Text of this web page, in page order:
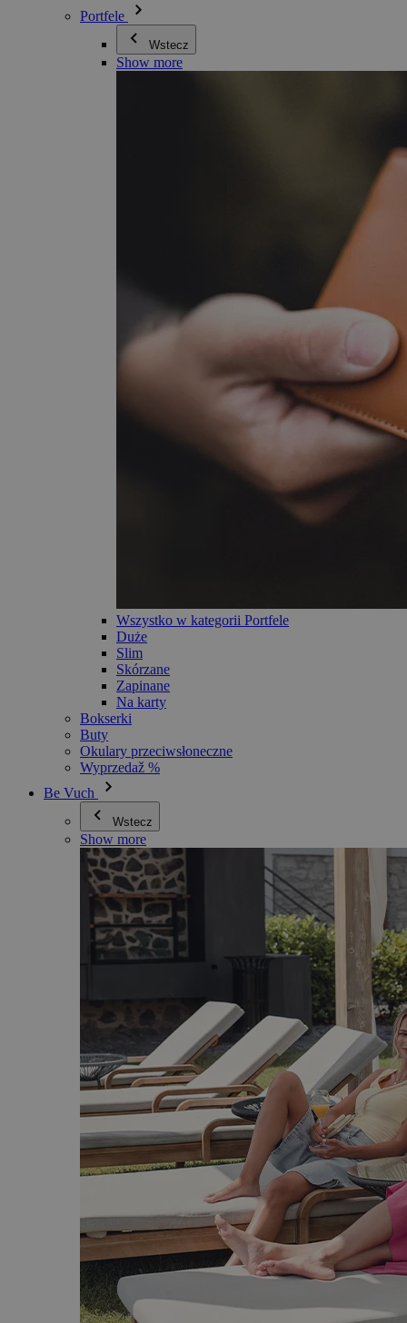
Portfele
Wstecz
Show more
Wszystko w kategorii Portfele
Duże
Slim
Skórzane
Zapinane
Na karty
Bokserki
Buty
Okulary przeciwsłoneczne
Wyprzedaž %
Be Vuch
Wstecz
Show more